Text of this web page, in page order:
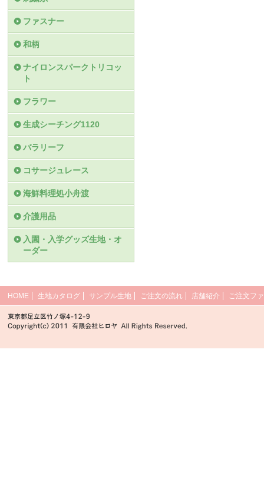
ファスナー
和柄
ナイロンスパークトリコッ
ト
フラワー
生成シーチング1120
バラリーフ
コサージュレース
海鮮料理処小舟渡
介護用品
入園・入学グッズ生地・オ
ーダー
HOME 生地カタログ サンプル生地 ご注文の流れ 店舗紹介 ご注文フ